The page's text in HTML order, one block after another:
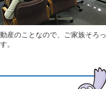
産のことなので、ご家族そろっ
。